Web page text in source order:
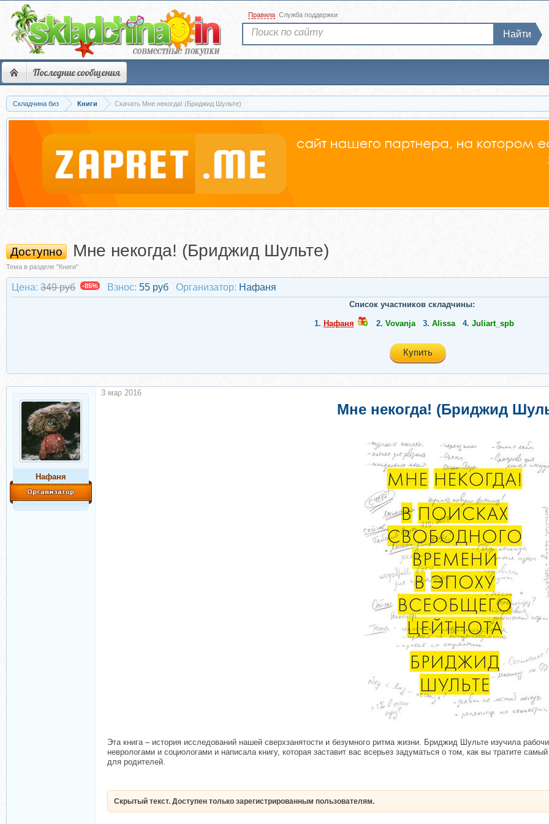
Последние сообщения
Правила Служба поддержки
Найти
Складчина биз Книги Скачать Мне некогда! (Бриджид Шульте)
Доступно Мне некогда! (Бриджид Шульте)
Тема в разделе "Книги"
Цена: 349 руб -85% Взнос: 55 руб Организатор: Нафаня
Список участников складчины:
1. Нафаня 2. Vovanja 3. Alissa 4. Juliart_spb
Купить
Нафаня
Мне некогда! (Бриджид
Эта книга – история исследований нашей сверхзанятости и безумного ритма жизни. Бриджид Шульте изучила
неврологами и социологами и написала книгу, которая заставит вас всерьез задуматься о том, как вы тратите
для родителей.
Скрытый текст. Доступен только зарегистрированным пользователям.
3 мар 2016